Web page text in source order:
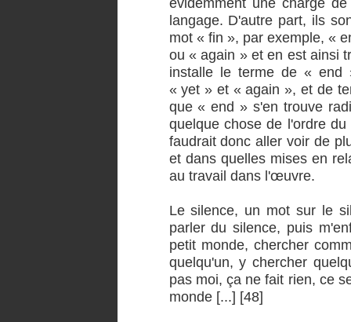
langage. D'autre part, ils
mot « fin », par exemple, «
ou « again » et en est ainsi
installe le terme de « end
« yet » et « again », et de
que « end » s'en trouve
quelque chose de l'ordre
faudrait donc aller voir de
et dans quelles mises en
au travail dans l'œuvre.
Le silence, un mot sur le
parler du silence, puis
petit monde, chercher
quelqu'un, y chercher
pas moi, ça ne fait rien, ce
monde [...] [48]